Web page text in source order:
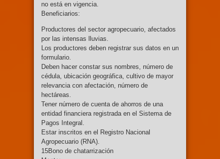
no está en vigencia.
Beneficiarios:
Productores del sector agropecuario, afectados
por las intensas lluvias.
Los productores deben registrar sus datos en un
formulario.
Deben hacer constar sus nombres, número de
cédula, ubicación geográfica, cultivo de mayor
relevancia con afectación, número de
hectáreas.
Tener número de cuenta de ahorros de una
entidad financiera registrada en el Sistema de
Pagos Integral.
Estar inscritos en el Registro Nacional
Agropecuario (RNA).
15Bono de chatarrización